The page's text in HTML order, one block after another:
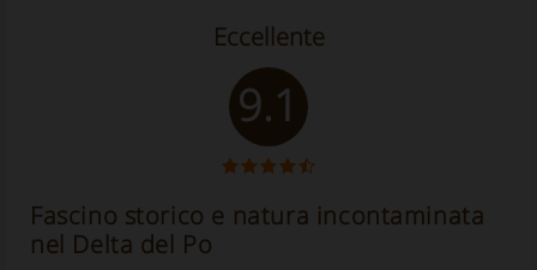
Eccellente
9.1
Fascino storico e natura incontaminata
nel Delta del Po